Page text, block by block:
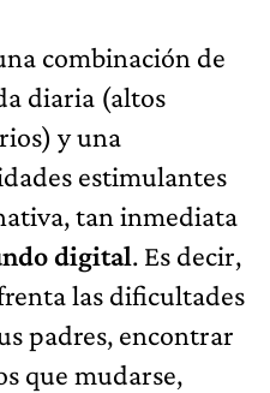
combinación de
diaria (altos
y una
estimulantes
tan inmediata
digital. Es decir,
las dificultades
padres, encontrar
que mudarse,